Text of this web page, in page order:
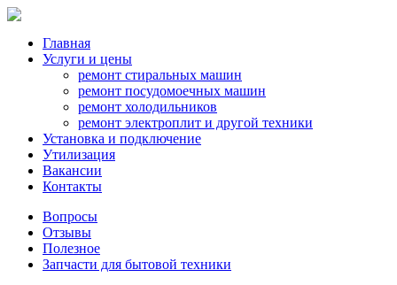
Главная
Услуги и цены
ремонт стиральных машин
ремонт посудомоечных машин
ремонт холодильников
ремонт электроплит и другой техники
Установка и подключение
Утилизация
Вакансии
Контакты
Вопросы
Отзывы
Полезное
Запчасти для бытовой техники